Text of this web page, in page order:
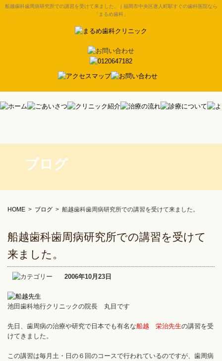
船越歯科歯周病研究所での講習を受けて来ました。 | 福岡市中央区唐人町駅すぐの歯科医院なら
「まるめ歯科」
ブログ
HOME > ブログ > 船越歯科歯周病研究所での講習を受けて来ました。
船越歯科歯周病研究所での講習を受けて
来ました。
2006年10月23日
池田歯科地行クリニックの院長 丸目です
先日、歯周病の治療や研究で日本でも有名な船越 栄治先生の講習を受
けてきました。
この講習は毎月土・日の６回のコースで行われているのですが、歯周病